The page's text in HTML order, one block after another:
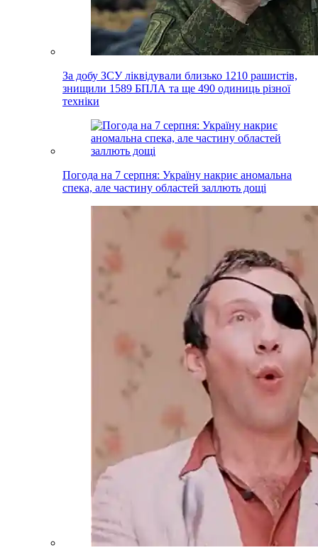
За добу ЗСУ ліквідували близько 1210 рашистів,
знищили 1589 БПЛА та ще 490 одиниць різної
техніки
Погода на 7 серпня: Україну накриє аномальна
спека, але частину областей заллють дощі